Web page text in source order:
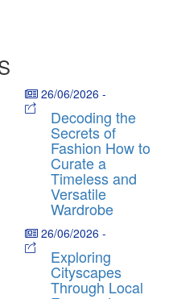
26/06/2026 -
Decoding the
Secrets of
Fashion How to
Curate a
Timeless and
Versatile
Wardrobe
26/06/2026 -
Exploring
Cityscapes
Through Local